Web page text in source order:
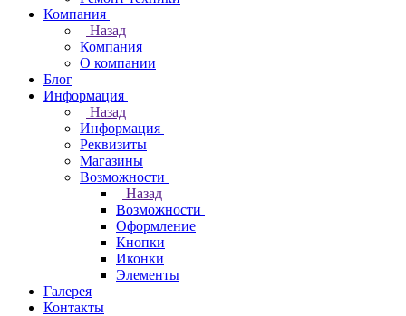
Компания
Назад
Компания
О компании
Блог
Информация
Назад
Информация
Реквизиты
Магазины
Возможности
Назад
Возможности
Оформление
Кнопки
Иконки
Элементы
Галерея
Контакты